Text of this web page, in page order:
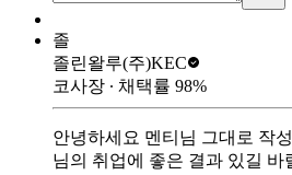
졸
졸린왈루(주)KEC
코사장 ∙ 채택률 98%
안녕하세요 멘티님 그대로 작
님의 취업에 좋은 결과 있길 바